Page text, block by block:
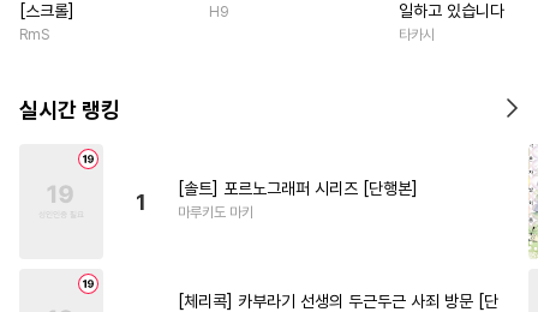
[스크롤]
RmS
H9
일하고 있습니다
타카시
실시간 랭킹
1
[솔트] 포르노그래퍼 시리즈 [단행본]
마루키도 마키
[체리콕] 카부라기 선생의 두근두근 사죄 방문 [단